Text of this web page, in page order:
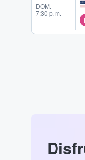
DOM.
7:30 p. m.